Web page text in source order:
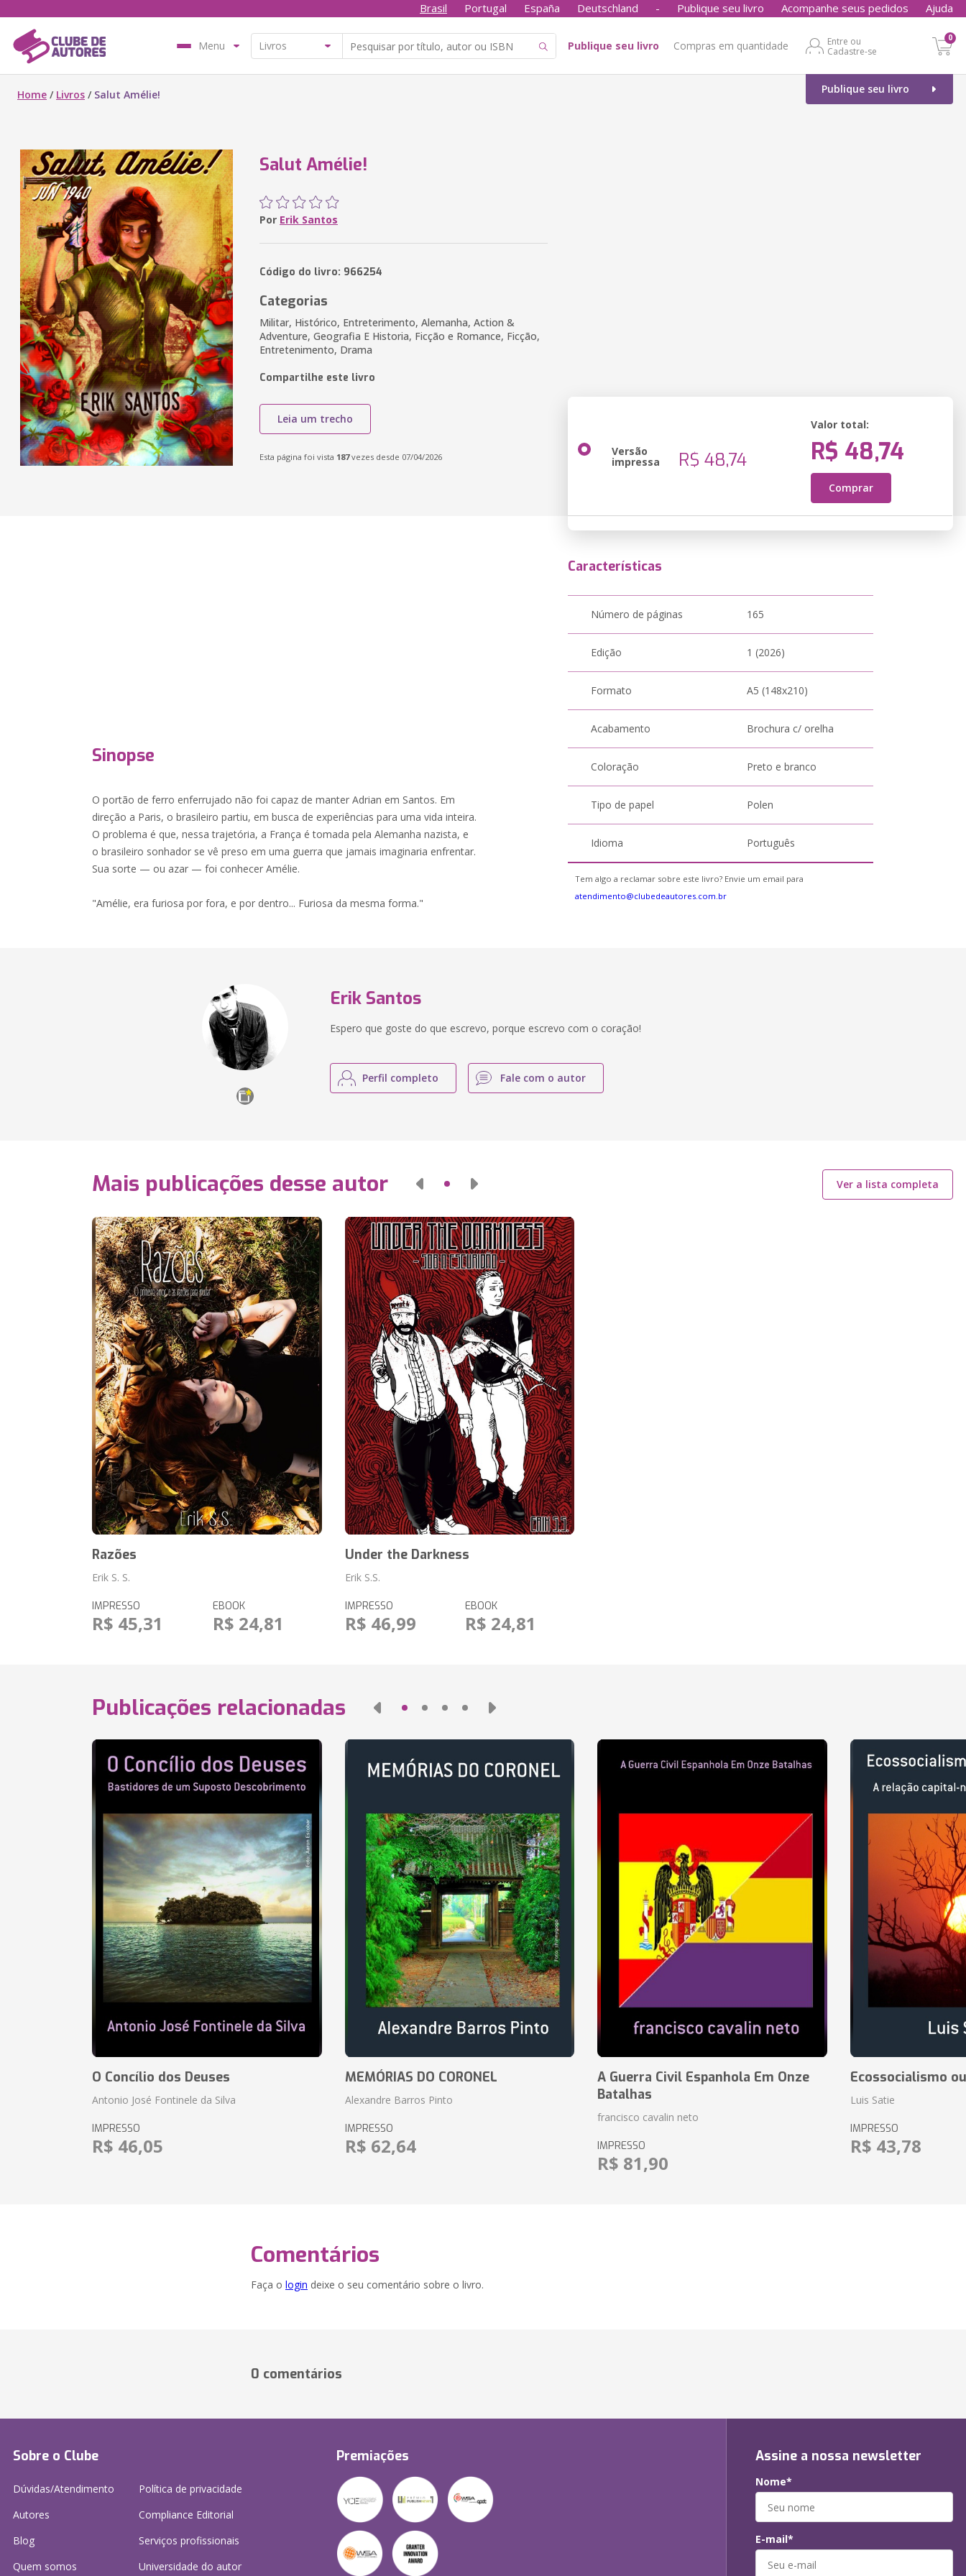
Brasil Portugal España Deutschland - Publique seu livro Acompanhe seus pedidos Ajuda
Menu Publique seu livro Compras em quantidade
Entre ou
Cadastre-se
0
Publique seu livro
Home / Livros / Salut Amélie!
Salut Amélie!
Por Erik Santos
Código do livro: 966254
Categorias
Militar, Histórico, Entreterimento, Alemanha, Action &
Adventure, Geografia E Historia, Ficção e Romance, Ficção,
Entretenimento, Drama
Compartilhe este livro
Leia um trecho
Esta página foi vista 187vezes desde 07/04/2026 Versão
impressa R$ 48,74
Valor total:
R$ 48,74
Comprar
Sinopse
O portão de ferro enferrujado não foi capaz de manter Adrian em Santos. Em
direção a Paris, o brasileiro partiu, em busca de experiências para uma vida inteira.
O problema é que, nessa trajetória, a França é tomada pela Alemanha nazista, e
o brasileiro sonhador se vê preso em uma guerra que jamais imaginaria enfrentar.
Sua sorte — ou azar — foi conhecer Amélie.
"Amélie, era furiosa por fora, e por dentro... Furiosa da mesma forma."
Características
Número de páginas 165
Edição 1 (2026)
Formato A5 (148x210)
Acabamento Brochura c/ orelha
Coloração Preto e branco
Tipo de papel Polen
Idioma Português
Tem algo a reclamar sobre este livro? Envie um email para
atendimento@clubedeautores.com.br
Erik Santos
Espero que goste do que escrevo, porque escrevo com o coração!
Perfil completo Fale com o autor
Mais publicações desse autor Ver a lista completa
Razões
Erik S. S.
IMPRESSO
R$ 45,31
EBOOK
R$ 24,81
Under the Darkness
Erik S.S.
IMPRESSO
R$ 46,99
EBOOK
R$ 24,81
Publicações relacionadas
O Concílio dos Deuses
Antonio José Fontinele da Silva
IMPRESSO
R$ 46,05
MEMÓRIAS DO CORONEL
Alexandre Barros Pinto
IMPRESSO
R$ 62,64
A Guerra Civil Espanhola Em Onze
Batalhas
francisco cavalin neto
IMPRESSO
R$ 81,90
Ecossocialismo
Luis Satie
IMPRESSO
R$ 43,78
Comentários
Faça o login deixe o seu comentário sobre o livro.
0 comentários
Sobre o Clube
Dúvidas/Atendimento
Autores
Blog
Quem somos
Política de privacidade
Compliance Editorial
Serviços profissionais
Universidade do autor
Premiações Assine a nossa newsletter
Nome*
E-mail*